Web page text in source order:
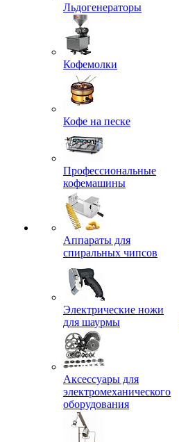
Льдогенераторы
Кофемолки
Кофе на песке
Профессиональные
кофемашины
Аппараты для
спиральных чипсов
Электрические ножи
для шаурмы
Аксессуары для
электромеханического
оборудования